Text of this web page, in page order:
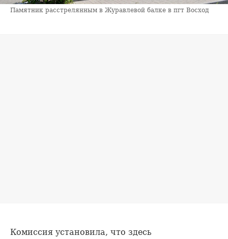
Памятник расстрелянным в Журавлевой балке в пгт Восход
Комиссия установила, что здесь